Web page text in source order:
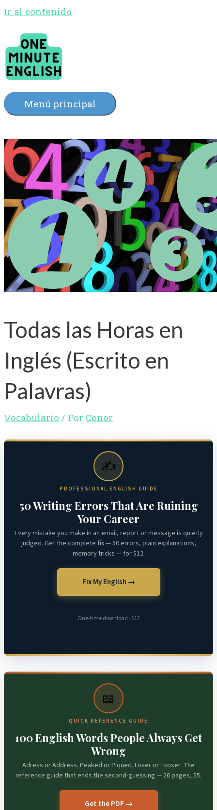
Ir al contenido
Menú principal
Todas las Horas en
Inglés (Escrito en
Palavras)
Vocabulario / Por Conor
✍️
PROFESSIONAL ENGLISH GUIDE
50 Writing Errors That Are Ruining
Your Career
Every mistake you make in an email, report or message is quietly
judged. Get the complete fix — 50 errors, plain explanations,
memory tricks — for $12.
Fix My English →
One-time download · $12
📖
QUICK REFERENCE GUIDE
100 English Words People Always Get
Wrong
Adress or Address. Peaked or Piqued. Loser or Looser. The
reference guide that ends the second-guessing — 26 pages, $5.
Get the PDF →